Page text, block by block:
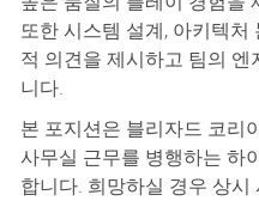
또한 시스템 설계, 아키텍처
적 의견을 제시하고 팀의
니다.
본 포지션은 블리자드 코리
사무실 근무를 병행하는 하
합니다. 희망하실 경우 상